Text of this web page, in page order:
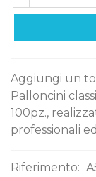
Aggiungi un
Palloncini
100pz.,
professionali
Riferimento: